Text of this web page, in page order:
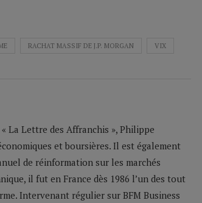
RACHAT MASSIF DE J.P. MORGAN VIX
La Lettre des Affranchis », Philippe
et boursières. Il est également
de réinformation sur les marchés
il fut en France dès 1986 l’un des tout
Intervenant régulier sur BFM Business